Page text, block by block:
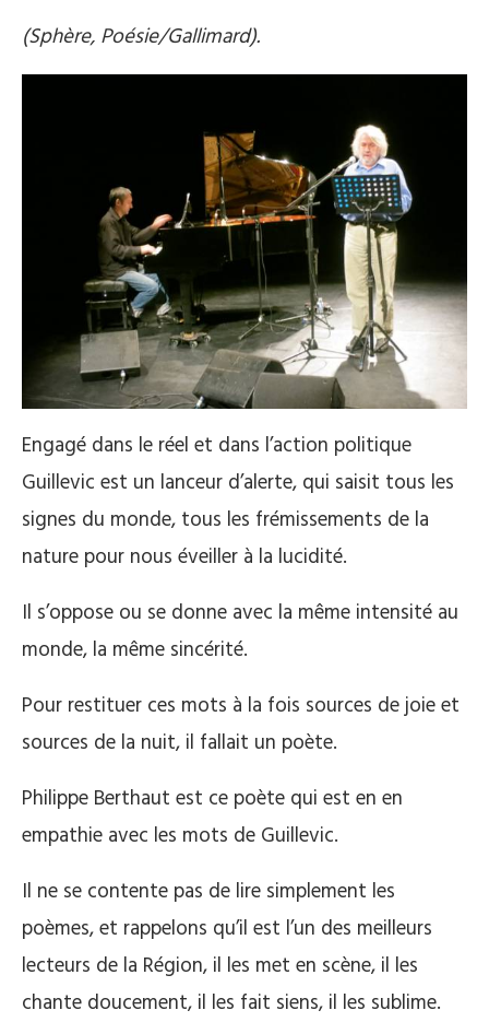
(Sphère, Poésie/Gallimard).
Engagé dans le réel et dans l’action politique
Guillevic est un lanceur d’alerte, qui saisit tous les
signes du monde, tous les frémissements de la
nature pour nous éveiller à la lucidité.
Il s’oppose ou se donne avec la même intensité au
monde, la même sincérité.
Pour restituer ces mots à la fois sources de joie et
sources de la nuit, il fallait un poète.
Philippe Berthaut est ce poète qui est en en
empathie avec les mots de Guillevic.
Il ne se contente pas de lire simplement les
poèmes, et rappelons qu’il est l’un des meilleurs
lecteurs de la Région, il les met en scène, il les
chante doucement, il les fait siens, il les sublime.